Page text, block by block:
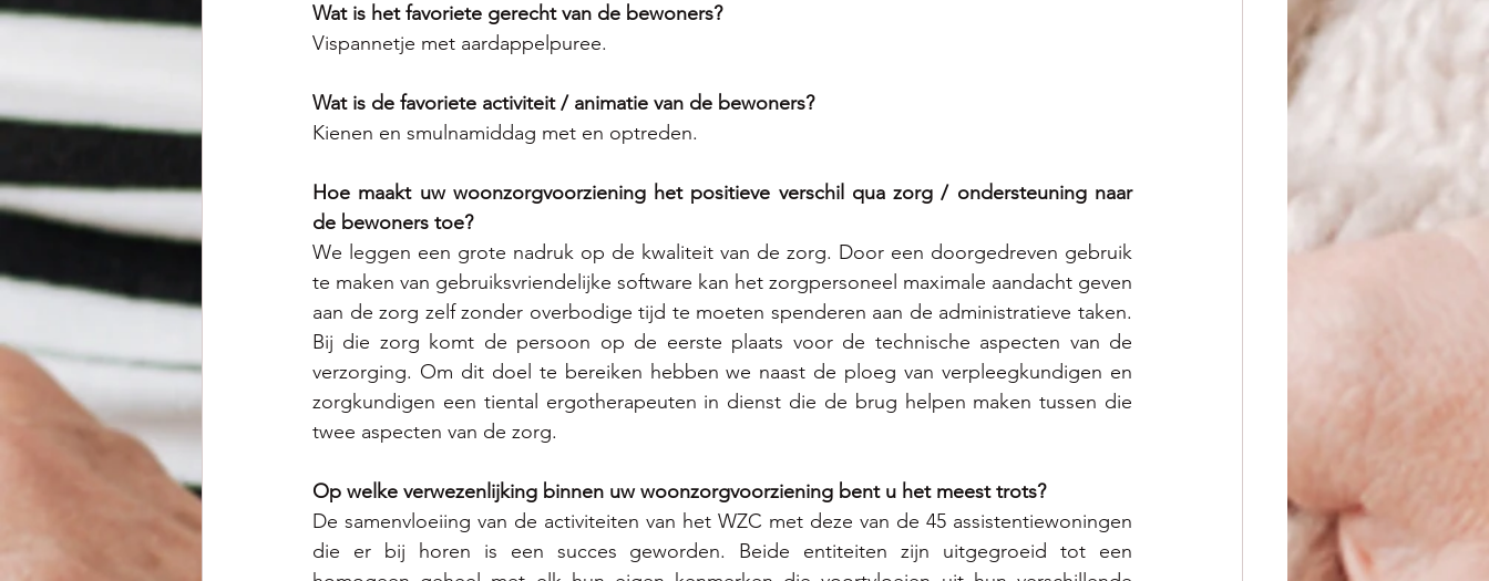
Wat is het favoriete gerecht van de bewoners?
Vispannetje met aardappelpuree.
Wat is de favoriete activiteit / animatie van de bewoners?
Kienen en smulnamiddag met en optreden.
Hoe maakt uw woonzorgvoorziening het positieve verschil qua zorg / ondersteuning naar
de bewoners toe?
We leggen een grote nadruk op de kwaliteit van de zorg. Door een doorgedreven gebruik
te maken van gebruiksvriendelijke software kan het zorgpersoneel maximale aandacht geven
aan de zorg zelf zonder overbodige tijd te moeten spenderen aan de administratieve taken.
Bij die zorg komt de persoon op de eerste plaats voor de technische aspecten van de
verzorging. Om dit doel te bereiken hebben we naast de ploeg van verpleegkundigen en
zorgkundigen een tiental ergotherapeuten in dienst die de brug helpen maken tussen die
twee aspecten van de zorg.
Op welke verwezenlijking binnen uw woonzorgvoorziening bent u het meest trots?
De samenvloeiing van de activiteiten van het WZC met deze van de 45 assistentiewoningen
die er bij horen is een succes geworden. Beide entiteiten zijn uitgegroeid tot een